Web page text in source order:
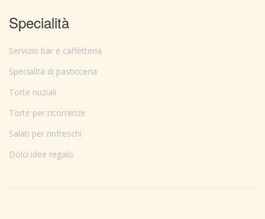
Specialità
Servizio bar e caffetteria
Specialità di pasticceria
Torte nuziali
Torte per ricorrenze
Salati per rinfreschi
Dolci idee regalo